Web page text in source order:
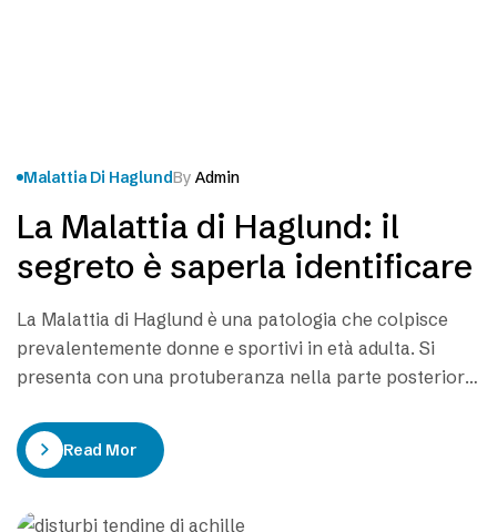
Malattia Di HaglundBy Admin
La Malattia di Haglund: il
segreto è saperla identificare
La Malattia di Haglund è una patologia che colpisce
prevalentemente donne e sportivi in età adulta. Si
presenta con una protuberanza nella parte posteriore
proteggere il tendine d’Achille. La Malattia di Haglund è
una malattia graduale, in costante crescita anche se
Read More